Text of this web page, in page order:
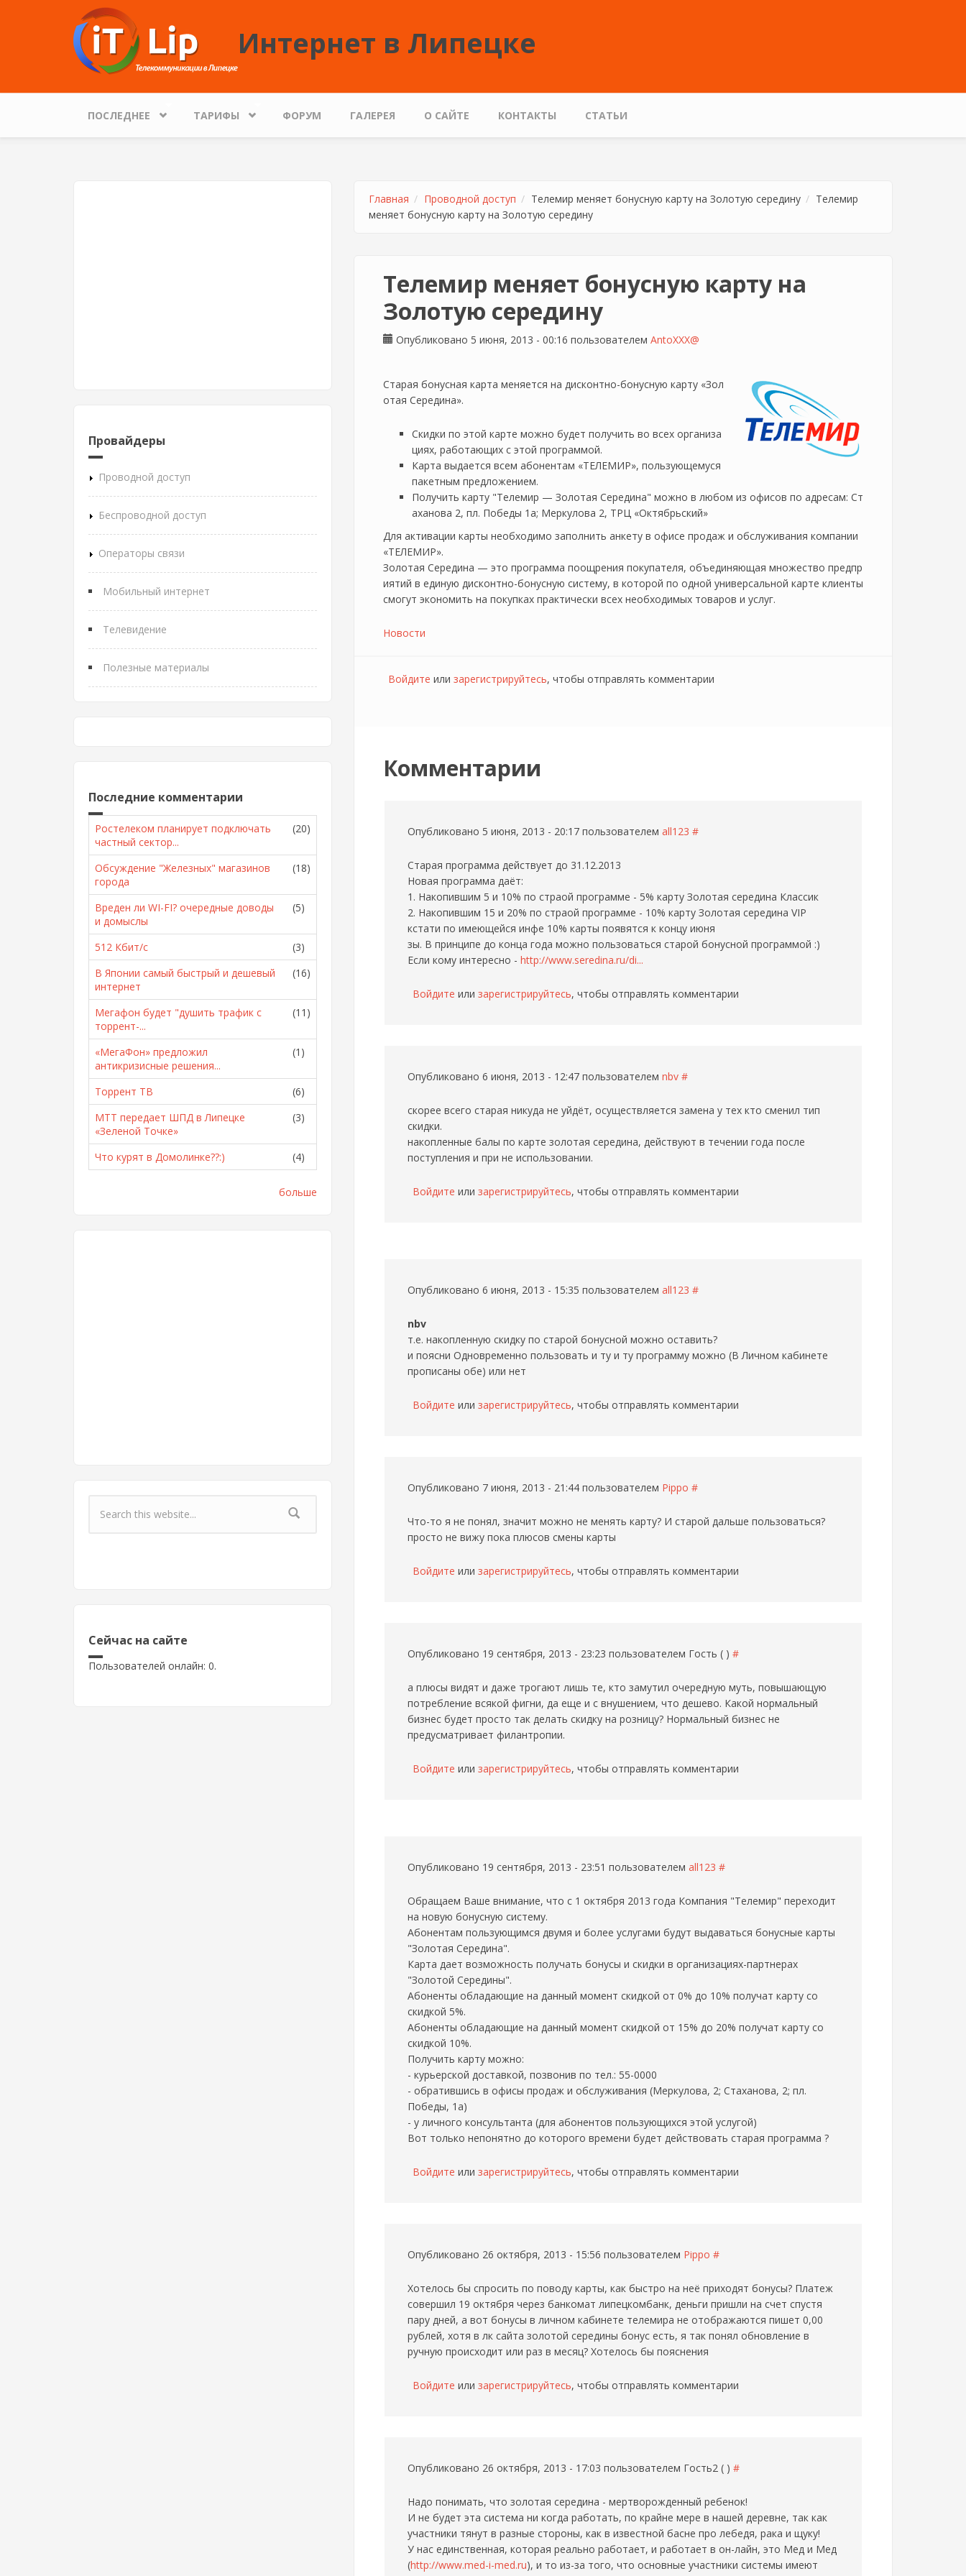
Перейти к основному содержанию
Интернет в Липецке
ПОСЛЕДНЕЕ ТАРИФЫ ФОРУМ ГАЛЕРЕЯ О САЙТЕ КОНТАКТЫ СТАТЬИ
Провайдеры
Проводной доступ
Беспроводной доступ
Операторы связи
Мобильный интернет
Телевидение
Полезные материалы
Последние комментарии
Ростелеком планирует подключать
частный сектор...
(20)
Обсуждение "Железных" магазинов
города
(18)
Вреден ли WI-FI? очередные доводы
и домыслы
(5)
512 Кбит/с
(3)
В Японии самый быстрый и дешевый
интернет
(16)
Мегафон будет "душить трафик с
торрент-...
(11)
«МегаФон» предложил
антикризисные решения...
(1)
Торрент ТВ
(6)
МТТ передает ШПД в Липецке
«Зеленой Точке»
(3)
Что курят в Домолинке??:) (4)
больше
Форма поиска
Сейчас на сайте
Пользователей онлайн: 0.
Главная Проводной доступ Телемир меняет бонусную карту на Золотую середину
Телемир
меняет бонусную карту на Золотую середину
Телемир меняет бонусную карту на
Золотую середину
Опубликовано 5 июня, 2013 - 00:16 пользователем AntoXXX@
Старая бонусная карта меняется на дисконтно-бонусную карту «Зол
отая Середина».
Скидки по этой карте можно будет получить во всех организа
циях, работающих с этой программой.
Карта выдается всем абонентам «ТЕЛЕМИР», пользующемуся
пакетным предложением.
Получить карту "Телемир — Золотая Середина" можно в любом из офисов по адресам: Ст
аханова 2, пл. Победы 1а; Меркулова 2, ТРЦ «Октябрьский»
Для активации карты необходимо заполнить анкету в офисе продаж и обслуживания компании
«ТЕЛЕМИР».
Золотая Середина — это программа поощрения покупателя, объединяющая множество предпр
иятий в единую дисконтно-бонусную систему, в которой по одной универсальной карте клиенты
смогут экономить на покупках практически всех необходимых товаров и услуг.
Новости
Войдите или зарегистрируйтесь, чтобы отправлять комментарии
Комментарии
Опубликовано 5 июня, 2013 - 20:17 пользователем all123 #
Старая программа действует до 31.12.2013
Новая программа даёт:
1. Накопившим 5 и 10% по страой программе - 5% карту Золотая середина Классик
2. Накопившим 15 и 20% по страой программе - 10% карту Золотая середина VIP
кстати по имеющейся инфе 10% карты появятся к концу июня
зы. В принципе до конца года можно пользоваться старой бонусной программой :)
Если кому интересно - http://www.seredina.ru/di...
Войдите или зарегистрируйтесь, чтобы отправлять комментарии
Опубликовано 6 июня, 2013 - 12:47 пользователем nbv #
скорее всего старая никуда не уйдёт, осуществляется замена у тех кто сменил тип
скидки.
накопленные балы по карте золотая середина, действуют в течении года после
поступления и при не использовании.
Войдите или зарегистрируйтесь, чтобы отправлять комментарии
Опубликовано 6 июня, 2013 - 15:35 пользователем all123 #
nbv
т.е. накопленную скидку по старой бонусной можно оставить?
и поясни Одновременно пользовать и ту и ту программу можно (В Личном кабинете
прописаны обе) или нет
Войдите или зарегистрируйтесь, чтобы отправлять комментарии
Опубликовано 7 июня, 2013 - 21:44 пользователем Pippo #
Что-то я не понял, значит можно не менять карту? И старой дальше пользоваться?
просто не вижу пока плюсов смены карты
Войдите или зарегистрируйтесь, чтобы отправлять комментарии
Опубликовано 19 сентября, 2013 - 23:23 пользователем Гость ( ) #
а плюсы видят и даже трогают лишь те, кто замутил очередную муть, повышающую
потребление всякой фигни, да еще и с внушением, что дешево. Какой нормальный
бизнес будет просто так делать скидку на розницу? Нормальный бизнес не
предусматривает филантропии.
Войдите или зарегистрируйтесь, чтобы отправлять комментарии
Опубликовано 19 сентября, 2013 - 23:51 пользователем all123 #
Обращаем Ваше внимание, что с 1 октября 2013 года Компания "Телемир" переходит
на новую бонусную систему.
Абонентам пользующимся двумя и более услугами будут выдаваться бонусные карты
"Золотая Середина".
Карта дает возможность получать бонусы и скидки в организациях-партнерах
"Золотой Середины".
Абоненты обладающие на данный момент скидкой от 0% до 10% получат карту со
скидкой 5%.
Абоненты обладающие на данный момент скидкой от 15% до 20% получат карту со
скидкой 10%.
Получить карту можно:
- курьерской доставкой, позвонив по тел.: 55-0000
- обратившись в офисы продаж и обслуживания (Меркулова, 2; Стаханова, 2; пл.
Победы, 1а)
- у личного консультанта (для абонентов пользующихся этой услугой)
Вот только непонятно до которого времени будет действовать старая программа ?
Войдите или зарегистрируйтесь, чтобы отправлять комментарии
Опубликовано 26 октября, 2013 - 15:56 пользователем Pippo #
Хотелось бы спросить по поводу карты, как быстро на неё приходят бонусы? Платеж
совершил 19 октября через банкомат липецкомбанк, деньги пришли на счет спустя
пару дней, а вот бонусы в личном кабинете телемира не отображаются пишет 0,00
рублей, хотя в лк сайта золотой середины бонус есть, я так понял обновление в
ручную происходит или раз в месяц? Хотелось бы пояснения
Войдите или зарегистрируйтесь, чтобы отправлять комментарии
Опубликовано 26 октября, 2013 - 17:03 пользователем Гость2 ( ) #
Надо понимать, что золотая середина - мертворожденный ребенок!
И не будет эта система ни когда работать, по крайне мере в нашей деревне, так как
участники тянут в разные стороны, как в известной басне про лебедя, рака и щуку!
У нас единственная, которая реально работает, и работает в он-лайн, это Мед и Мед
(http://www.med-i-med.ru), и то из-за того, что основные участники системы имеют